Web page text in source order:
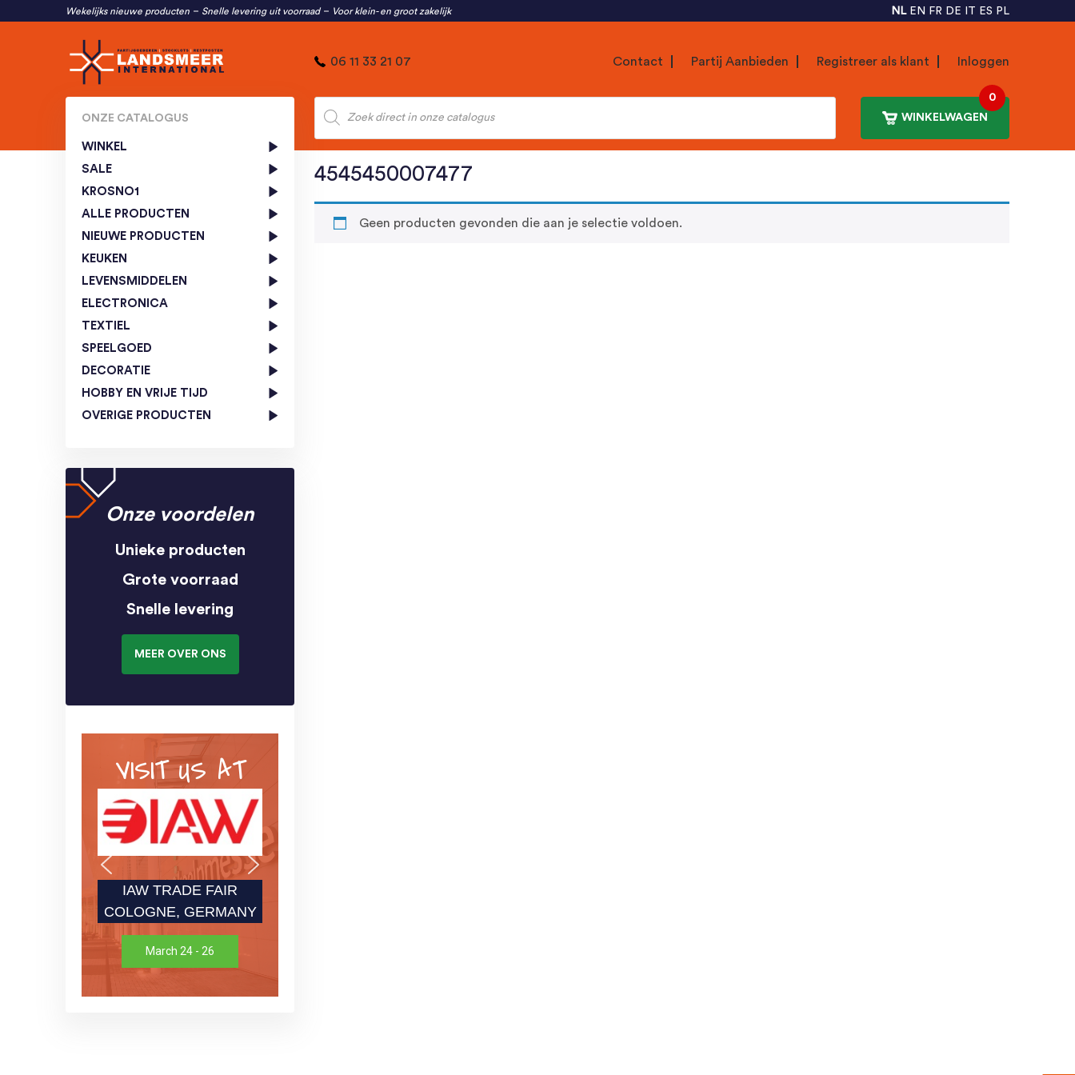
Wekelijks nieuwe producten Snelle levering uit voorraad Voor klein- en groot zakelijk NL EN FR DE IT ES PL
06 11 33 21 07 Contact Partij Aanbieden Registreer als klant Inloggen
Producten
zoeken
WINKELWAGEN
0
ONZE CATALOGUS
WINKEL
SALE
KROSNO1
ALLE PRODUCTEN
NIEUWE PRODUCTEN
KEUKEN
LEVENSMIDDELEN
ELECTRONICA
TEXTIEL
SPEELGOED
DECORATIE
HOBBY EN VRIJE TIJD
OVERIGE PRODUCTEN
Onze voordelen
Unieke producten
Grote voorraad
Snelle levering
MEER OVER ONS
VISIT US AT
IAW TRADE FAIR
COLOGNE, GERMANY
March 24 - 26
4545450007477
Geen producten gevonden die aan je selectie voldoen.